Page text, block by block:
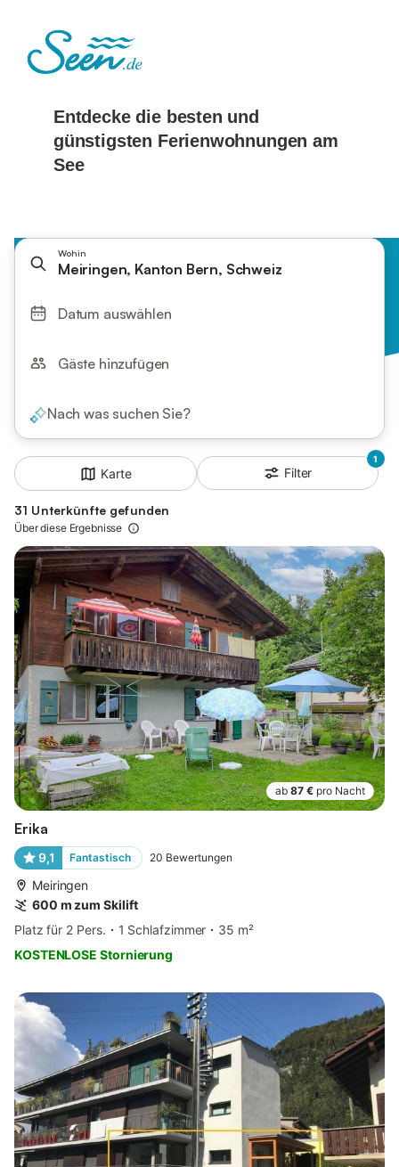
Wohin
Meiringen, Kanton Bern, Schweiz
Datum auswählen
Gäste hinzufügen
Nach was suchen Sie?
Karte
1
Filter
31 Unterkünfte gefunden
Über diese Ergebnisse
ab 87 € pro Nacht
Erika
9,1 Fantastisch 20 Bewertungen
Meiringen
600 m zum Skilift
Platz für 2 Pers.
1 Schlafzimmer
35 m²
KOSTENLOSE Stornierung